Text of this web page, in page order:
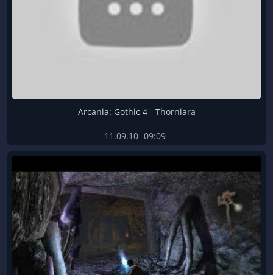
Arcania: Gothic 4 - Thorniara
11.09.10 09:09